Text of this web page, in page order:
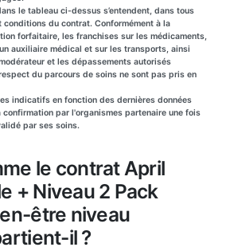
le tableau ci-dessus s’entendent, dans tous
du contrat. Conformément à la
forfaitaire, les franchises sur les médicaments,
auxiliaire médical et sur les transports, ainsi
et les dépassements autorisés
du parcours de soins ne sont pas pris en
indicatifs en fonction des dernières données
par l'organismes partenaire une fois
par ses soins.
le contrat April
+ Niveau 2 Pack
être niveau
il ?